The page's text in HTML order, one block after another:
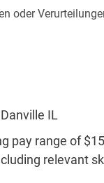
oder
IL
pay range of
relevant